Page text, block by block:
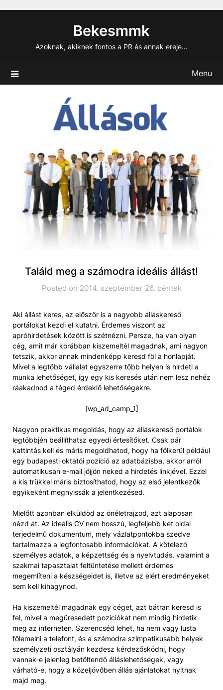
Bekesmmk
Azoknak, akiknek fontos a PR és annak ereje…
Menu
Találd meg a számodra ideális állást!
Posted on 2014. szeptember 26. péntek
Aki állást keres, az először is a nagyobb álláskereső
portálokat kezdi el kutatni. Érdemes viszont az
apróhirdetések között is szétnézni. Persze, ha van olyan
cég, amit már korábban kiszemeltél magadnak, ami nagyon
tetszik, akkor annak mindenképp keresd föl a honlapját.
Mivel a legtöbb vállalat egyszerre több helyen is hirdeti a
munka lehetőséget, így egy kis keresés után nem lesz nehéz
ráakadnod a téged érdeklő lehetőségekre.
[wp_ad_camp_1]
Nagyon praktikus megoldás, hogy az álláskereső portálok
legtöbbjén beállíthatsz egyedi értesítőket. Csak pár
kattintás kell és máris megoldhatod, hogy ha fölkerül például
egy budapesti oktatói pozíció az adatbázisba, akkor arról
automatikusan e-mail jöjjön neked a hirdetés linkjével. Ezzel
a kis trükkel máris biztosíthatod, hogy az első jelentkezők
egyikeként megnyissák a jelentkezésed.
Mielőtt azonban elküldöd az önéletrajzod, azt alaposan
nézd át. Az ideális CV nem hosszú, legfeljebb két oldal
terjedelmű dokumentum, mely vázlatpontokba szedve
tartalmazza a legfontosabb információkat. A kötelező
személyes adatok, a képzettség és a nyelvtudás, valamint a
szakmai tapasztalat feltüntetése mellett érdemes
megemlíteni a készségeidet is, illetve az elért eredményeket
sem kell kihagynod.
Ha kiszemeltél magadnak egy céget, azt bátran keresd is
fel, mivel a megüresedett pozíciókat nem mindig hirdetik
meg az interneten. Szerencséd lehet, ha nem vagy lusta
fölemelni a telefont, és a számodra szimpatikusabb helyek
személyzeti osztályán kezdesz kérdezősködni, hogy
vannak-e jelenleg betöltendő álláslehetőségek, vagy
várható-e, hogy a közeljövőben állás ajánlatokat nyitnak
majd meg.